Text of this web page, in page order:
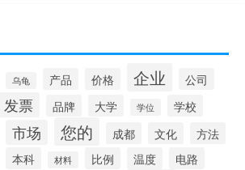
乌龟 产品 价格 企业 公司
发票 品牌 大学 学位
学校
市场 您的 成都 文化
方法
本科 材料 比例 温度 电路